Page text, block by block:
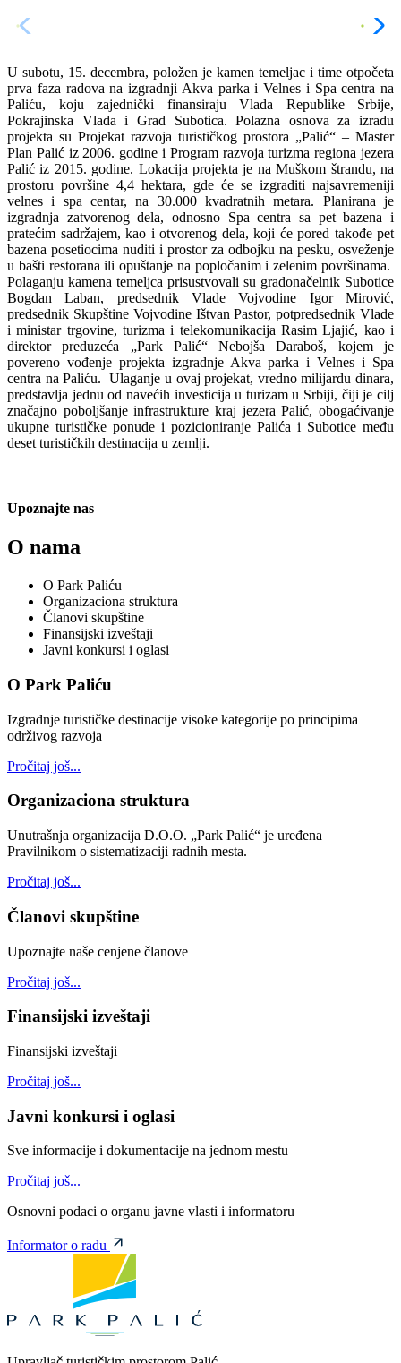
U subotu, 15. decembra, položen je kamen temeljac i time otpočeta
prva faza radova na izgradnji Akva parka i Velnes i Spa centra na
Paliću, koju zajednički finansiraju Vlada Republike Srbije,
Pokrajinska Vlada i Grad Subotica. Polazna osnova za izradu
projekta su Projekat razvoja turističkog prostora „Palić“ – Master
Plan Palić iz 2006. godine i Program razvoja turizma regiona jezera
Palić iz 2015. godine. Lokacija projekta je na Muškom štrandu, na
prostoru površine 4,4 hektara, gde će se izgraditi najsavremeniji
velnes i spa centar, na 30.000 kvadratnih metara. Planirana je
izgradnja zatvorenog dela, odnosno Spa centra sa pet bazena i
pratećim sadržajem, kao i otvorenog dela, koji će pored takođe pet
bazena posetiocima nuditi i prostor za odbojku na pesku, osveženje
u bašti restorana ili opuštanje na popločanim i zelenim površinama.
Polaganju kamena temeljca prisustvovali su gradonačelnik Subotice
Bogdan Laban, predsednik Vlade Vojvodine Igor Mirović,
predsednik Skupštine Vojvodine Ištvan Pastor, potpredsednik Vlade
i ministar trgovine, turizma i telekomunikacija Rasim Ljajić, kao i
direktor preduzeća „Park Palić“ Nebojša Daraboš, kojem je
povereno vođenje projekta izgradnje Akva parka i Velnes i Spa
centra na Paliću. Ulaganje u ovaj projekat, vredno milijardu dinara,
predstavlja jednu od navećih investicija u turizam u Srbiji, čiji je cilj
značajno poboljšanje infrastrukture kraj jezera Palić, obogaćivanje
ukupne turističke ponude i pozicioniranje Palića i Subotice među
deset turističkih destinacija u zemlji.
Upoznajte nas
O nama
O Park Paliću
Organizaciona struktura
Članovi skupštine
Finansijski izveštaji
Javni konkursi i oglasi
O Park Paliću
Izgradnje turističke destinacije visoke kategorije po principima
održivog razvoja
Pročitaj još...
Organizaciona struktura
Unutrašnja organizacija D.O.O. „Park Palić“ je uređena
Pravilnikom o sistematizaciji radnih mesta.
Pročitaj još...
Članovi skupštine
Upoznajte naše cenjene članove
Pročitaj još...
Finansijski izveštaji
Finansijski izveštaji
Pročitaj još...
Javni konkursi i oglasi
Sve informacije i dokumentacije na jednom mestu
Pročitaj još...
Osnovni podaci o organu javne vlasti i informatoru
Informator o radu